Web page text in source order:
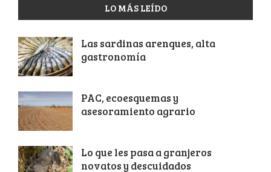
LO MÁS LEÍDO
Las sardinas arenques, alta
gastronomía
PAC, ecoesquemas y
asesoramiento agrario
Lo que les pasa a granjeros
novatos y descuidados